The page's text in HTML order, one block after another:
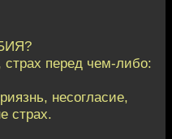
перед чем-либо:
несогласие,
страх.